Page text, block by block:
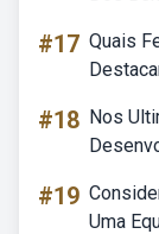
#17 Quais
#18 Nos
#19
Uma